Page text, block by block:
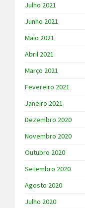
Julho 2021
Junho 2021
Maio 2021
Abril 2021
Março 2021
Fevereiro 2021
Janeiro 2021
Dezembro 2020
Novembro 2020
Outubro 2020
Setembro 2020
Agosto 2020
Julho 2020